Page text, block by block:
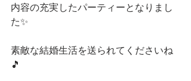
内容の充実したパーティーとなりまし
た✨
素敵な結婚生活を送られてくださいね
🎵